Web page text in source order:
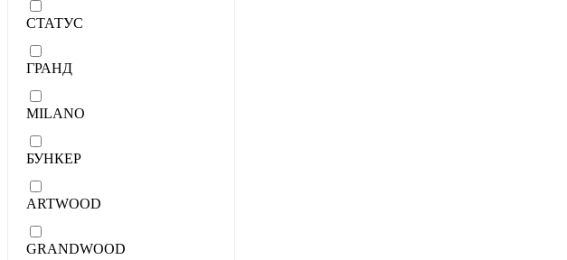
СТАТУС
ГРАНД
MILANO
БУНКЕР
ARTWOOD
GRANDWOOD